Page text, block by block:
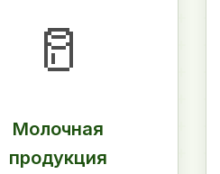
🥛
Молочная
продукция